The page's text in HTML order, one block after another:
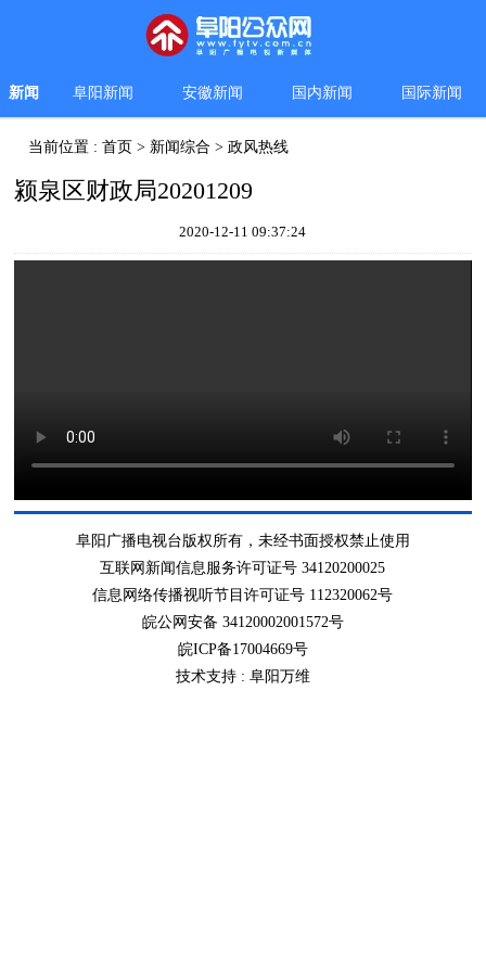
新闻 阜阳新闻 安徽新闻 国内新闻 国际新闻
当前位置 :首页 > 新闻综合 >政风热线
颍泉区财政局20201209
2020-12-11 09:37:24
阜阳广播电视台版权所有，未经书面授权禁止使用
互联网新闻信息服务许可证号 34120200025
信息网络传播视听节目许可证号 112320062号
皖公网安备 34120002001572号
皖ICP备17004669号
技术支持 : 阜阳万维